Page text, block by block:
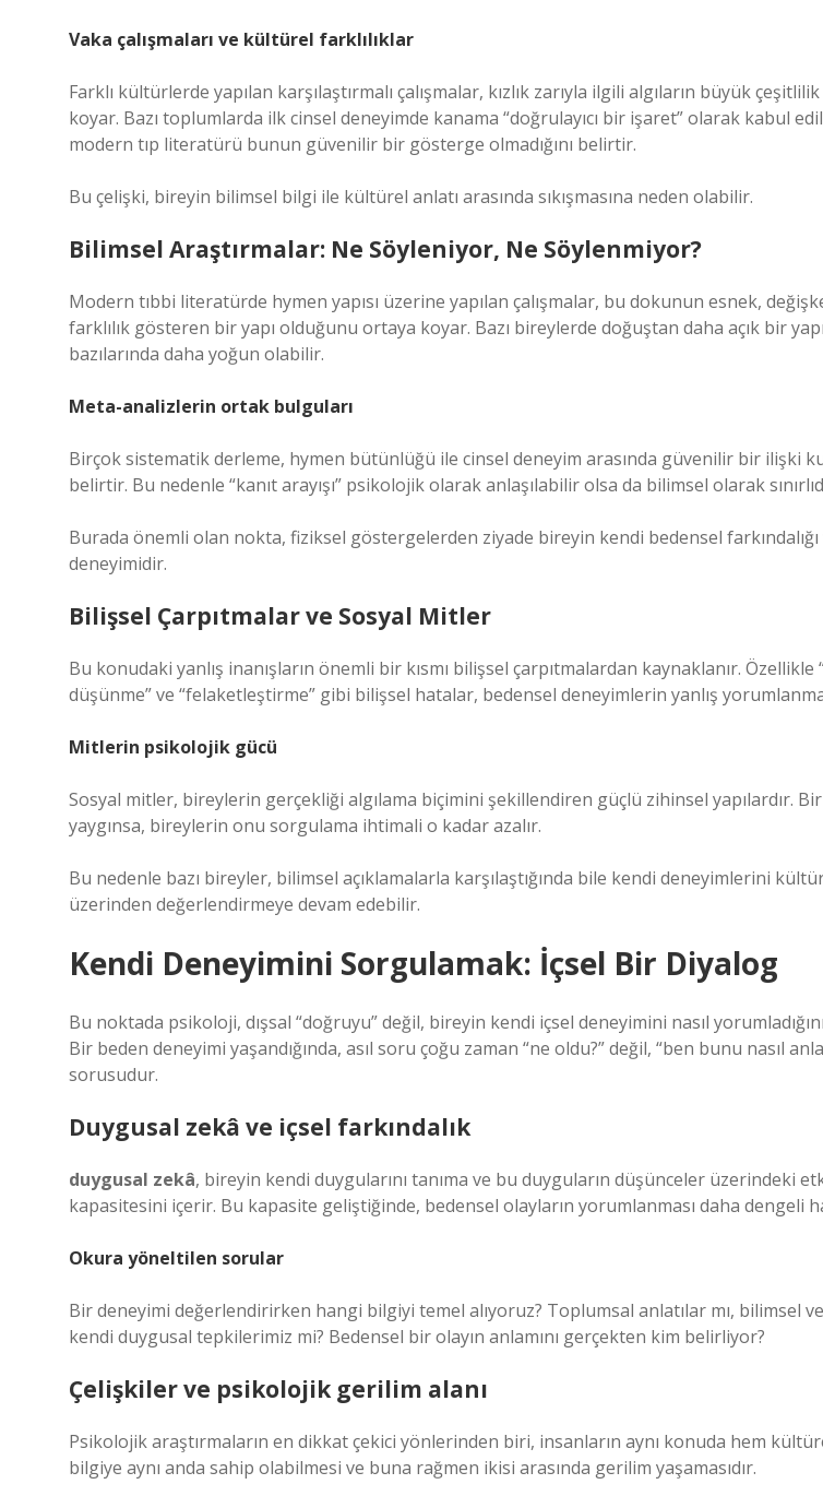
Vaka çalışmaları ve kültürel farklılıklar
Farklı kültürlerde yapılan karşılaştırmalı çalışmalar, kızlık zarıyla ilgili algıların büyük
koyar. Bazı toplumlarda ilk cinsel deneyimde kanama “doğrulayıcı bir işaret” olarak kabul
modern tıp literatürü bunun güvenilir bir gösterge olmadığını belirtir.
Bu çelişki, bireyin bilimsel bilgi ile kültürel anlatı arasında sıkışmasına neden olabilir.
Bilimsel Araştırmalar: Ne Söyleniyor, Ne Söylenmiyor?
Modern tıbbi literatürde hymen yapısı üzerine yapılan çalışmalar, bu dokunun esnek,
farklılık gösteren bir yapı olduğunu ortaya koyar. Bazı bireylerde doğuştan daha açık bir
bazılarında daha yoğun olabilir.
Meta-analizlerin ortak bulguları
Birçok sistematik derleme, hymen bütünlüğü ile cinsel deneyim arasında güvenilir bir ilişki
belirtir. Bu nedenle “kanıt arayışı” psikolojik olarak anlaşılabilir olsa da bilimsel olarak
Burada önemli olan nokta, fiziksel göstergelerden ziyade bireyin kendi bedensel
deneyimidir.
Bilişsel Çarpıtmalar ve Sosyal Mitler
Bu konudaki yanlış inanışların önemli bir kısmı bilişsel çarpıtmalardan kaynaklanır. Özellikle
düşünme” ve “felaketleştirme” gibi bilişsel hatalar, bedensel deneyimlerin yanlış
Mitlerin psikolojik gücü
Sosyal mitler, bireylerin gerçekliği algılama biçimini şekillendiren güçlü zihinsel yapılardır.
yaygınsa, bireylerin onu sorgulama ihtimali o kadar azalır.
Bu nedenle bazı bireyler, bilimsel açıklamalarla karşılaştığında bile kendi deneyimlerini
üzerinden değerlendirmeye devam edebilir.
Kendi Deneyimini Sorgulamak: İçsel Bir Diyalog
Bu noktada psikoloji, dışsal “doğruyu” değil, bireyin kendi içsel deneyimini nasıl
Bir beden deneyimi yaşandığında, asıl soru çoğu zaman “ne oldu?” değil, “ben bunu nasıl
sorusudur.
Duygusal zekâ ve içsel farkındalık
duygusal zekâ, bireyin kendi duygularını tanıma ve bu duyguların düşünceler üzerindeki
kapasitesini içerir. Bu kapasite geliştiğinde, bedensel olayların yorumlanması daha dengeli
Okura yöneltilen sorular
Bir deneyimi değerlendirirken hangi bilgiyi temel alıyoruz? Toplumsal anlatılar mı, bilimsel
kendi duygusal tepkilerimiz mi? Bedensel bir olayın anlamını gerçekten kim belirliyor?
Çelişkiler ve psikolojik gerilim alanı
Psikolojik araştırmaların en dikkat çekici yönlerinden biri, insanların aynı konuda hem
bilgiye aynı anda sahip olabilmesi ve buna rağmen ikisi arasında gerilim yaşamasıdır.